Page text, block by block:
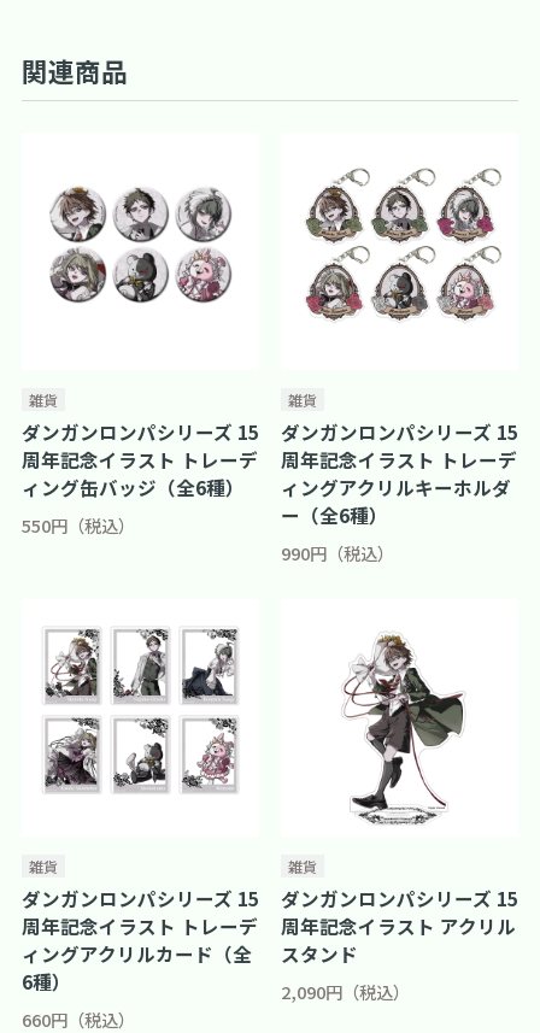
関連商品
雑貨
ダンガンロンパシリーズ 15
周年記念イラスト トレーデ
ィング缶バッジ（全6種）
550円（税込）
雑貨
ダンガンロンパシリーズ 15
周年記念イラスト トレーデ
ィングアクリルキーホルダ
ー（全6種）
990円（税込）
雑貨
ダンガンロンパシリーズ 15
周年記念イラスト トレーデ
ィングアクリルカード（全
6種）
660円（税込）
雑貨
ダンガンロンパシリーズ 15
周年記念イラスト アクリル
スタンド
2,090円（税込）